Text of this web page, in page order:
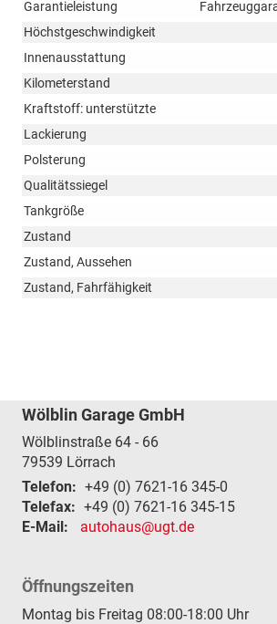
Garantieleistung
Höchstgeschwindigkeit
Innenausstattung
Kilometerstand
Kraftstoff: unterstützte
Lackierung
Polsterung
Qualitätssiegel
Tankgröße
Zustand
Zustand, Aussehen
Zustand, Fahrfähigkeit
Wölblin Garage GmbH
Wölblinstraße 64 - 66
79539 Lörrach
Telefon: +49 (0) 7621-16 345-0
Telefax: +49 (0) 7621-16 345-15
E-Mail:
autohaus@ugt.de
Öffnungszeiten
Montag bis Freitag 08:00-18:00 Uhr